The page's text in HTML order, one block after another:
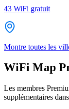
43 WiFi gratuit
Montre toutes les
WiFi Map
Les membres
supplémentaires